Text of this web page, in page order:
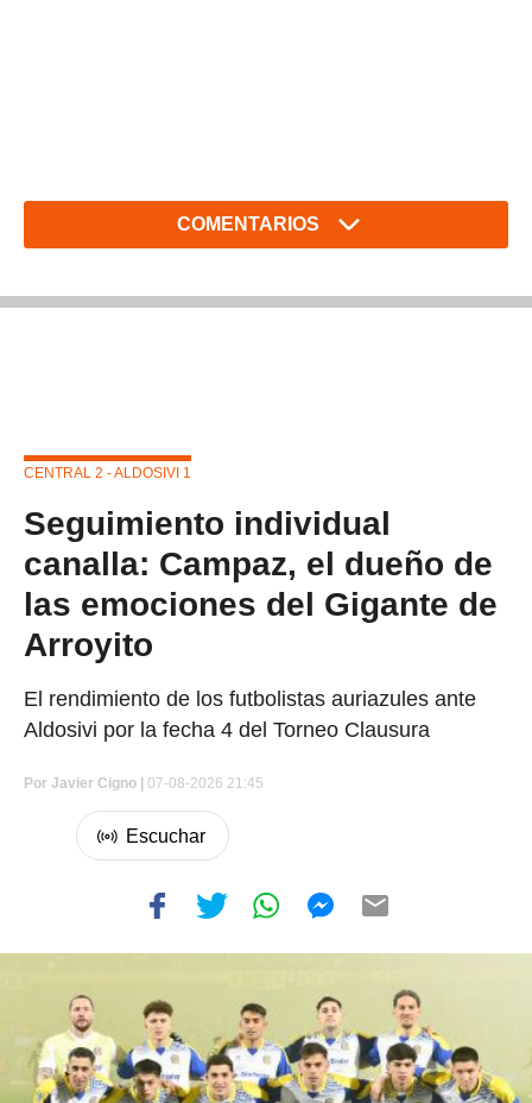
COMENTARIOS